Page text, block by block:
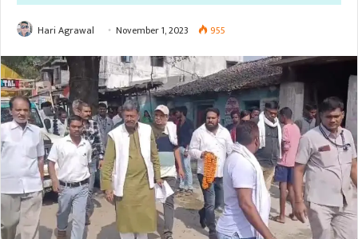
Hari Agrawal November 1, 2023 955